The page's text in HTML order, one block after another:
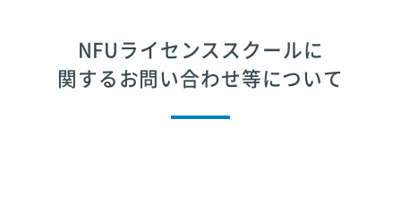
NFUライセンススクールに
関するお問い合わせ等について